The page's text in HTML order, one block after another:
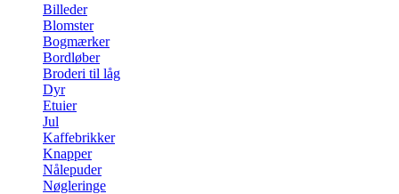
Billeder
Blomster
Bogmærker
Bordløber
Broderi til låg
Dyr
Etuier
Jul
Kaffebrikker
Knapper
Nålepuder
Nøgleringe